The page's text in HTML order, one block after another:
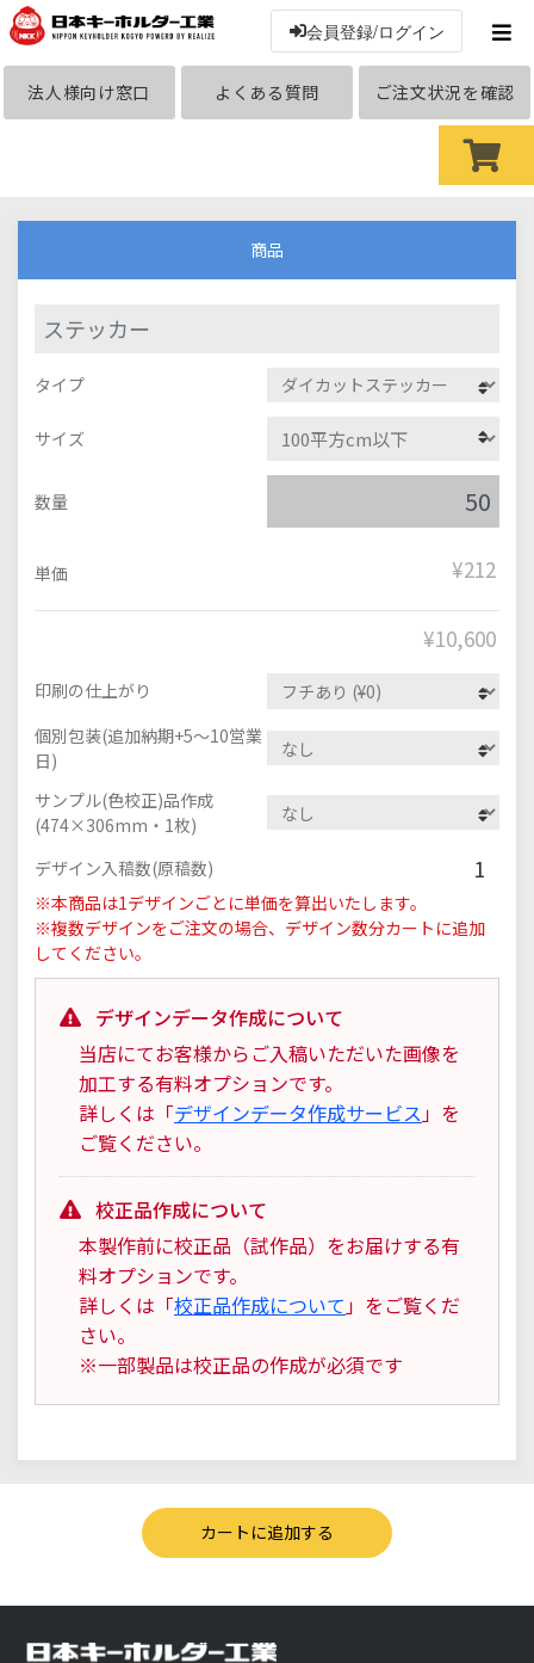
会員登録/ログイン
法人様向け窓口 よくある質問 ご注文状況を確認
商品
ステッカー
タイプ
サイズ
数量
単価 ¥212
¥10,600
印刷の仕上がり
個別包装(追加納期+5～10営業
日)
サンプル(色校正)品作成
(474×306mm・1枚)
デザイン入稿数(原稿数)
1
※本商品は1デザインごとに単価を算出いたします。
※複数デザインをご注文の場合、デザイン数分カートに追加
してください。
デザインデータ作成について
当店にてお客様からご入稿いただいた画像を
加工する有料オプションです。
詳しくは「デザインデータ作成サービス 」を
ご覧ください。
校正品作成について
本製作前に校正品（試作品）をお届けする有
料オプションです。
詳しくは「校正品作成について 」をご覧くだ
さい。
※一部製品は校正品の作成が必須です